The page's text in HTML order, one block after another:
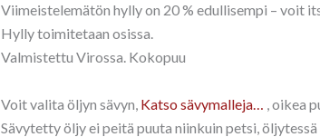
Viimeistelemätön hylly on 20 % edullisempi – voit
Hylly toimitetaan osissa.
Valmistettu Virossa. Kokopuu
Voit valita öljyn sävyn, Katso sävymalleja…
, oikea
Sävytetty öljy ei peitä puuta niinkuin petsi,